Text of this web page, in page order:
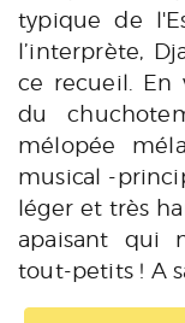
typique de
l’interprète,
ce recueil. En
du
mélopée
musical -
léger et très
apaisant qui
tout-petits ! A